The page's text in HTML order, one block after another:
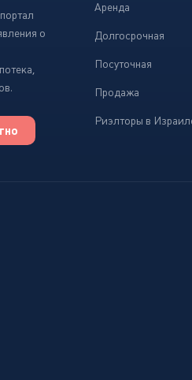
о
Аренда
Долгосрочная
Посуточная
Продажа
Риэлторы в